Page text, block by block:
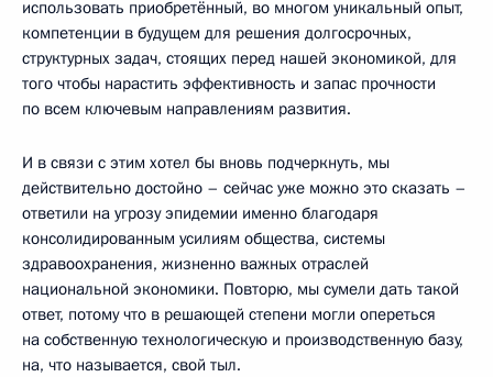
использовать приобретённый, во многом уникальный опыт,
компетенции в будущем для решения долгосрочных,
структурных задач, стоящих перед нашей экономикой, для
того чтобы нарастить эффективность и запас прочности
по всем ключевым направлениям развития.
И в связи с этим хотел бы вновь подчеркнуть, мы
действительно достойно – сейчас уже можно это сказать –
ответили на угрозу эпидемии именно благодаря
консолидированным усилиям общества, системы
здравоохранения, жизненно важных отраслей
национальной экономики. Повторю, мы сумели дать такой
ответ, потому что в решающей степени могли опереться
на собственную технологическую и производственную базу,
на, что называется, свой тыл.